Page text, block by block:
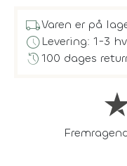
local_shippingVaren er på
scheduleLevering: 1-3
history100 dages